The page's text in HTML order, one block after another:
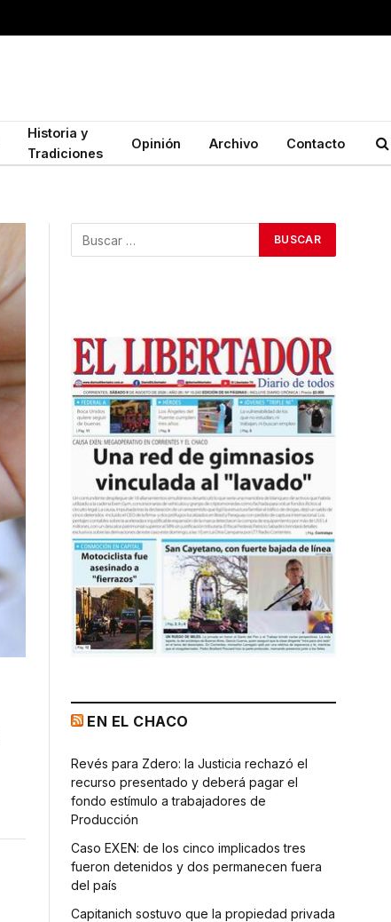
Historia y
Tradiciones
Opinión Archivo Contacto
EN EL CHACO
Revés para Zdero: la Justicia rechazó el
recurso presentado y deberá pagar el
fondo estímulo a trabajadores de
Producción
Caso EXEN: de los cinco implicados tres
fueron detenidos y dos permanecen fuera
del país
Capitanich sostuvo que la propiedad privada